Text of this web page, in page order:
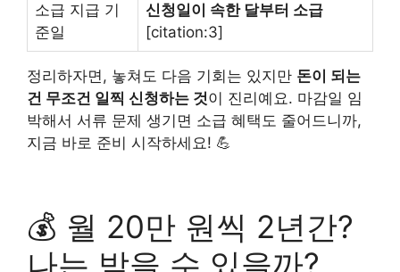
소급 지급 기
준일
신청일이 속한 달부터 소급
[citation:3]
정리하자면, 놓쳐도 다음 기회는 있지만 돈이 되는
건 무조건 일찍 신청하는 것이 진리예요. 마감일 임
박해서 서류 문제 생기면 소급 혜택도 줄어드니까,
지금 바로 준비 시작하세요! 💪
💰 월 20만 원씩 2년간?
나는 받을 수 있을까?